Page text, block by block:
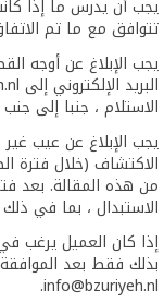
يجب أن يدرس ما إذا
تتوافق مع ما تم
يجب الإبلاغ عن أوجه
البريد الإلكتروني إلى
الاستلام ، جنبا إلى
الاكتشاف (خلال فترة
الاستبدال ، بما في
إذا كان العميل يرغب
بذلك فقط بعد الموافقة
info@bzuriyeh.nl
.